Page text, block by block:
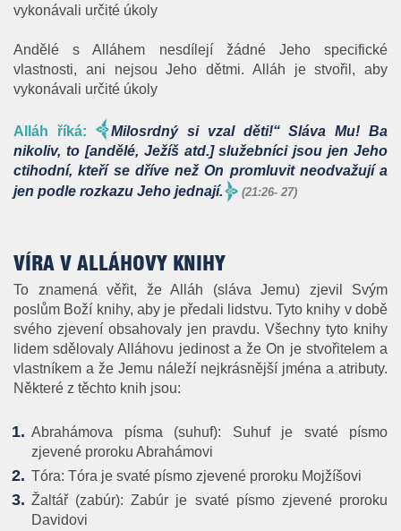
vykonávali určité úkoly
Andělé s Alláhem nesdílejí žádné Jeho specifické
vlastnosti, ani nejsou Jeho dětmi. Alláh je stvořil, aby
vykonávali určité úkoly
Alláh říká:
Milosrdný si vzal děti!“ Sláva Mu! Ba
nikoliv, to [andělé, Ježíš atd.] služebníci jsou jen Jeho
ctihodní, kteří se dříve než On promluvit neodvažují a
jen podle rozkazu Jeho jednají.
(21:26- 27)
VÍRA V ALLÁHOVY KNIHY
To znamená věřit, že Alláh (sláva Jemu) zjevil Svým
poslům Boží knihy, aby je předali lidstvu. Tyto knihy v době
svého zjevení obsahovaly jen pravdu. Všechny tyto knihy
lidem sdělovaly Alláhovu jedinost a že On je stvořitelem a
vlastníkem a že Jemu náleží nejkrásnější jména a atributy.
Některé z těchto knih jsou:
Abrahámova písma (suhuf): Suhuf je svaté písmo
zjevené proroku Abrahámovi
Tóra: Tóra je svaté písmo zjevené proroku Mojžíšovi
Žaltář (zabúr):Zabúr je svaté písmo zjevené proroku
Davidovi